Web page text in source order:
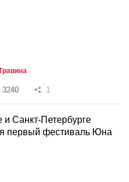
3240 1
и Санкт-Петербурге
первый фестиваль Юна